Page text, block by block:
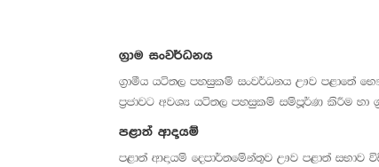
ග්‍රාම සංවර්ධනය
ග්‍රාමීය යටිතල පහසුකම් සංවර්ධනය ඌව පළාතේ
ප්‍රජාවට අවශ්‍ය යටිතල පහසුකම් සම්පූර්ණ කිරීම හා
පළාත් ආදායම්
පළාත් ආදායම් දෙපාර්තමේන්තුව ඌව පළාත් සභාව